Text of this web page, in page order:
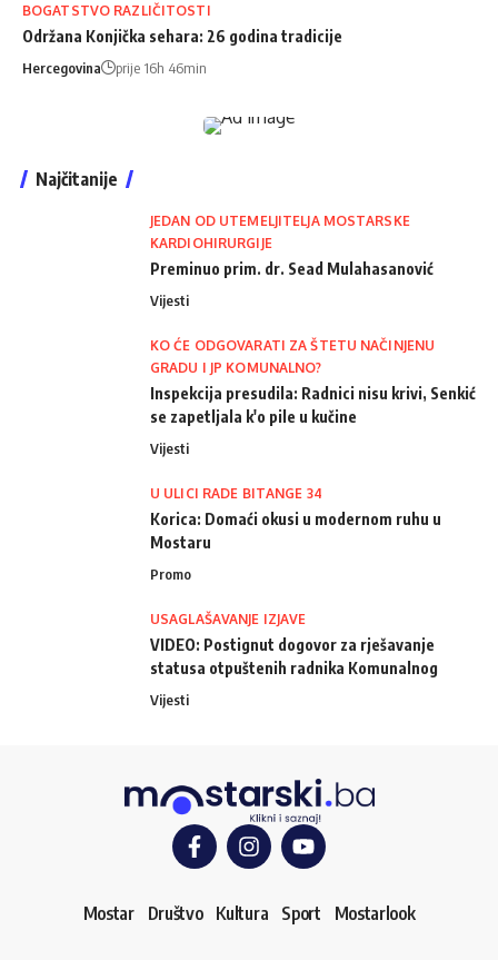
BOGATSTVO RAZLIČITOSTI
Održana Konjička sehara: 26 godina tradicije
Hercegovina prije 16h 46min
Najčitanije
JEDAN OD UTEMELJITELJA MOSTARSKE
KARDIOHIRURGIJE
Preminuo prim. dr. Sead Mulahasanović
Vijesti
KO ĆE ODGOVARATI ZA ŠTETU NAČINJENU
GRADU I JP KOMUNALNO?
Inspekcija presudila: Radnici nisu krivi, Senkić
se zapetljala k'o pile u kučine
Vijesti
U ULICI RADE BITANGE 34
Korica: Domaći okusi u modernom ruhu u
Mostaru
Promo
USAGLAŠAVANJE IZJAVE
VIDEO: Postignut dogovor za rješavanje
statusa otpuštenih radnika Komunalnog
Vijesti
Mostar Društvo Kultura Sport Mostarlook